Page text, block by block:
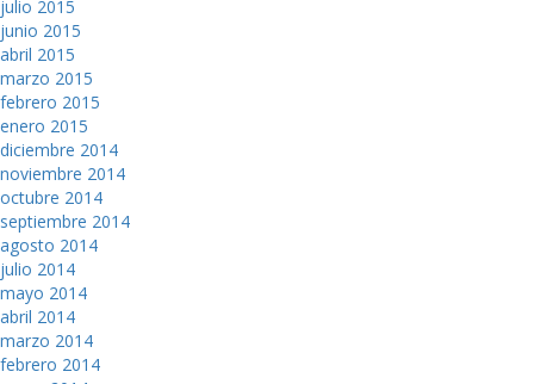
julio 2015
junio 2015
abril 2015
marzo 2015
febrero 2015
enero 2015
diciembre 2014
noviembre 2014
octubre 2014
septiembre 2014
agosto 2014
julio 2014
mayo 2014
abril 2014
marzo 2014
febrero 2014